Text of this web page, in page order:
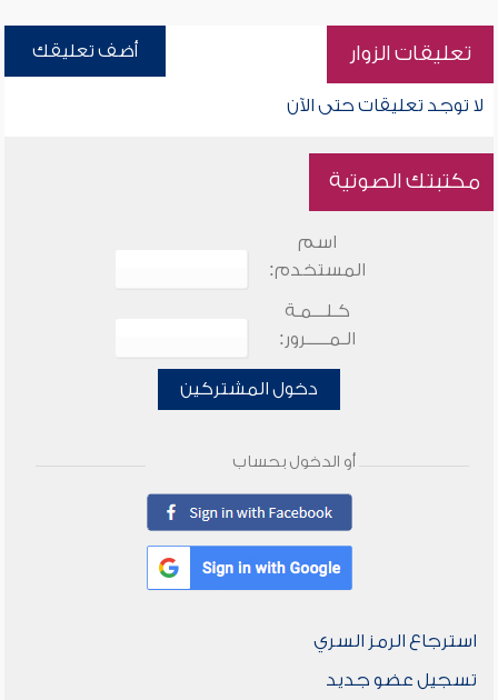
تعليقات الزوار أضف تعليقك
لا توجد تعليقات حتى الآن
مكتبتك الصوتية
اسم
المستخدم:
كـلـــمـة
الـمـــــرور:
دخول المشتركين
أو الدخول بحساب
استرجاع الرمز السري
تسجيل عضو جديد